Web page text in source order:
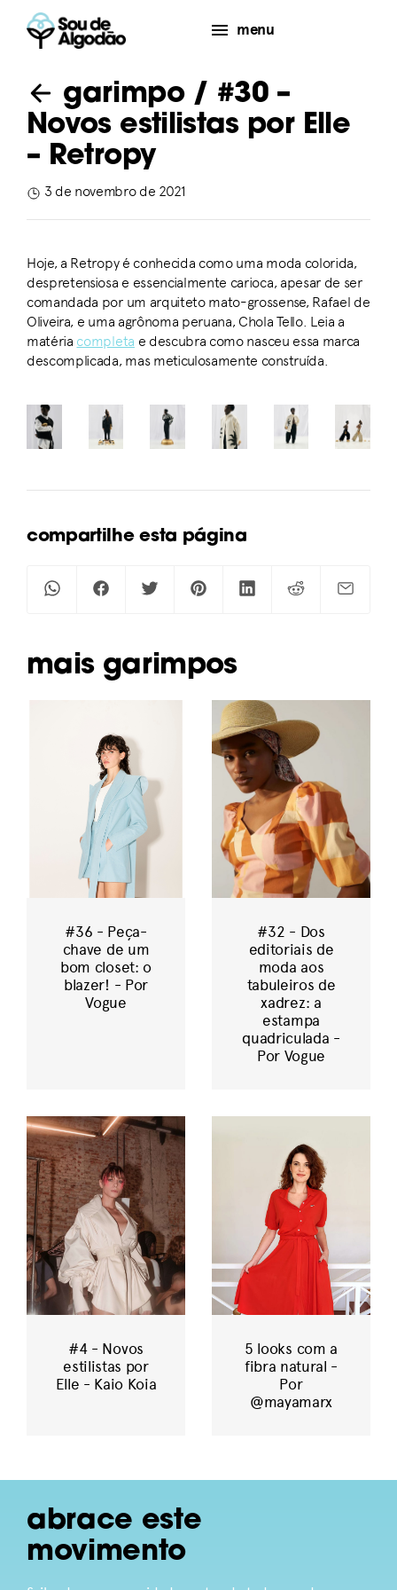
menu
garimpo/ #30 –
Novos estilistas por Elle
– Retropy
3 de novembro de 2021
Hoje, a Retropy é conhecida como uma moda colorida,
despretensiosa e essencialmente carioca, apesar de ser
comandada por um arquiteto mato-grossense, Rafael de
Oliveira, e uma agrônoma peruana, Chola Tello. Leia a
matéria completa e descubra como nasceu essa marca
descomplicada, mas meticulosamente construída.
compartilhe esta página
mais garimpos
#36 - Peça-
chave de um
bom closet: o
blazer! - Por
Vogue
#32 - Dos
editoriais de
moda aos
tabuleiros de
xadrez: a
estampa
quadriculada -
Por Vogue
#4 - Novos
estilistas por
Elle - Kaio Koia
5 looks com a
fibra natural -
Por
@mayamarx
abrace este
movimento